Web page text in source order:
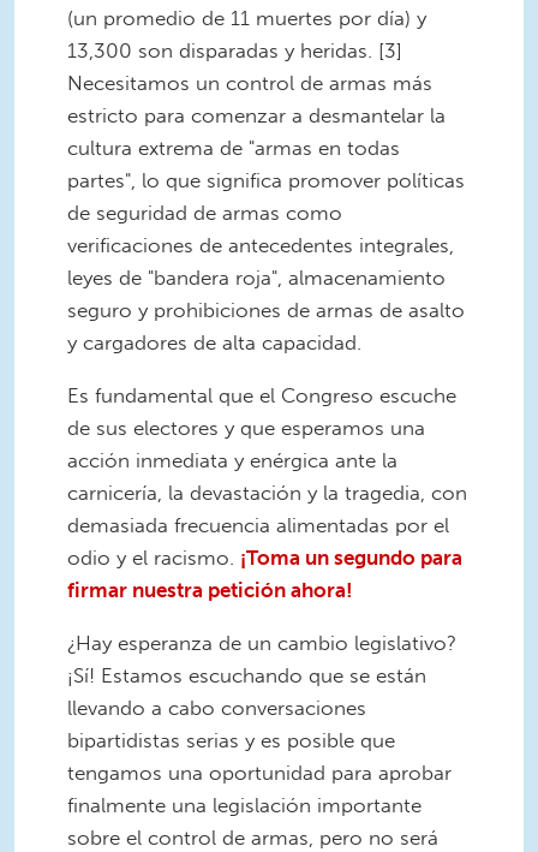
(un promedio de 11 muertes por día) y
13,300 son disparadas y heridas. [3]
Necesitamos un control de armas más
estricto para comenzar a desmantelar la
cultura extrema de "armas en todas
partes", lo que significa promover políticas
de seguridad de armas como
verificaciones de antecedentes integrales,
leyes de "bandera roja", almacenamiento
seguro y prohibiciones de armas de asalto
y cargadores de alta capacidad.
Es fundamental que el Congreso escuche
de sus electores y que esperamos una
acción inmediata y enérgica ante la
carnicería, la devastación y la tragedia, con
demasiada frecuencia alimentadas por el
odio y el racismo. ¡Toma un segundo para
firmar nuestra petición ahora!
¿Hay esperanza de un cambio legislativo?
¡Sí! Estamos escuchando que se están
llevando a cabo conversaciones
bipartidistas serias y es posible que
tengamos una oportunidad para aprobar
finalmente una legislación importante
sobre el control de armas, pero no será